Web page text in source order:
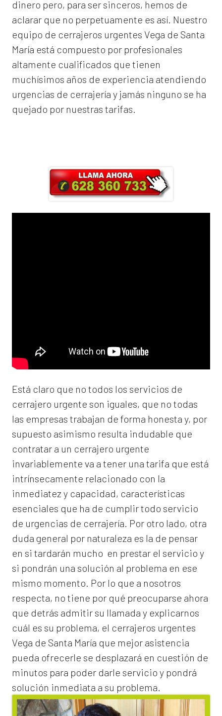
dinero pero, para ser sinceros, hemos de
aclarar que no perpetuamente es así. Nuestro
equipo de cerrajeros urgentes Vega de Santa
María está compuesto por profesionales
altamente cualificados que tienen
muchísimos años de experiencia atendiendo
urgencias de cerrajería y jamás ninguno se ha
quejado por nuestras tarifas.
Está claro que no todos los servicios de
cerrajero urgente son iguales, que no todas
las empresas trabajan de forma honesta y, por
supuesto asimismo resulta indudable que
contratar a un cerrajero urgente
invariablemente va a tener una tarifa que está
intrínsecamente relacionado con la
inmediatez y capacidad, características
esenciales que ha de cumplir todo servicio
de urgencias de cerrajería. Por otro lado, otra
duda general por naturaleza es la de pensar
en si tardarán mucho en prestar el servicio y
si pondrán una solución al problema en ese
mismo momento. Por lo que a nosotros
respecta, no tiene por qué preocuparse ahora
que detrás admitir su llamada y explicarnos
cuál es su problema, el cerrajeros urgentes
Vega de Santa María que mejor asistencia
pueda ofrecerle se desplazará en cuestión de
minutos para poder darle servicio y pondrá
solución inmediata a su problema.